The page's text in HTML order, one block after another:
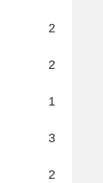
2
2
1
3
2